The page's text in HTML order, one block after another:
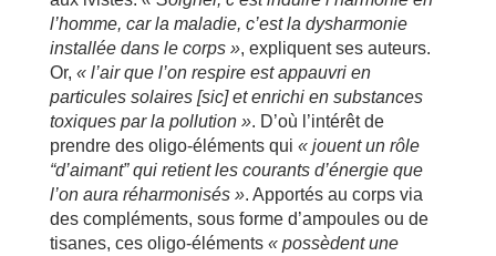
l’homme, car la maladie, c’est la dysharmonie
installée dans le corps », expliquent ses auteurs.
Or, « l’air que l’on respire est appauvri en
particules solaires [sic] et enrichi en substances
toxiques par la pollution ». D’où l’intérêt de
prendre des oligo-éléments qui « jouent un rôle
“d’aimant” qui retient les courants d’énergie que
l’on aura réharmonisés ». Apportés au corps via
des compléments, sous forme d’ampoules ou de
tisanes, ces oligo-éléments« possèdent une